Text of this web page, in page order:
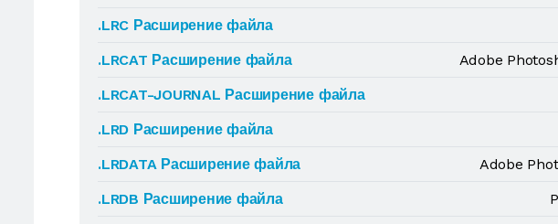
.LRC Расширение файла
.LRCAT Расширение файла
Adobe
.LRCAT-JOURNAL Расширение файла
.LRD Расширение файла
.LRDATA Расширение файла
Adobe
.LRDB Расширение файла